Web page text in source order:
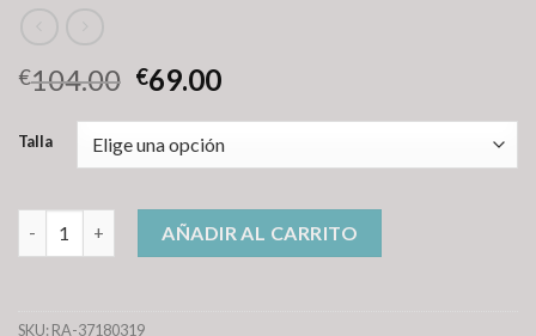
€104.00 €69.00
Talla
plumiferos beige mujer cantidad
AÑADIR AL CARRITO
SKU:RA-37180319